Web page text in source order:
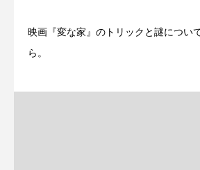
映画『変な家』のトリックと謎につい
ら。